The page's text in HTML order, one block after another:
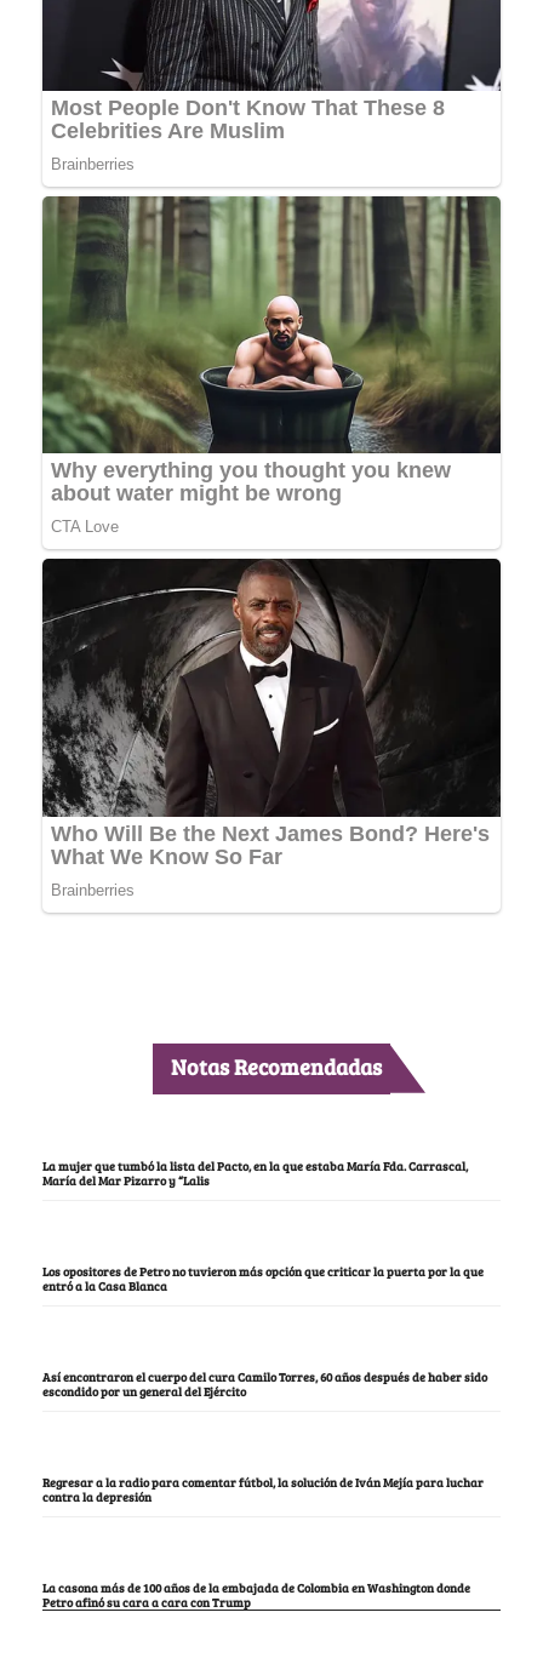
Notas Recomendadas
La mujer que tumbó la lista del Pacto, en la que estaba María Fda. Carrascal,
María del Mar Pizarro y “Lalis
Los opositores de Petro no tuvieron más opción que criticar la puerta por la que
entró a la Casa Blanca
Así encontraron el cuerpo del cura Camilo Torres, 60 años después de haber sido
escondido por un general del Ejército
Regresar a la radio para comentar fútbol, la solución de Iván Mejía para luchar
contra la depresión
La casona más de 100 años de la embajada de Colombia en Washington donde
Petro afinó su cara a cara con Trump